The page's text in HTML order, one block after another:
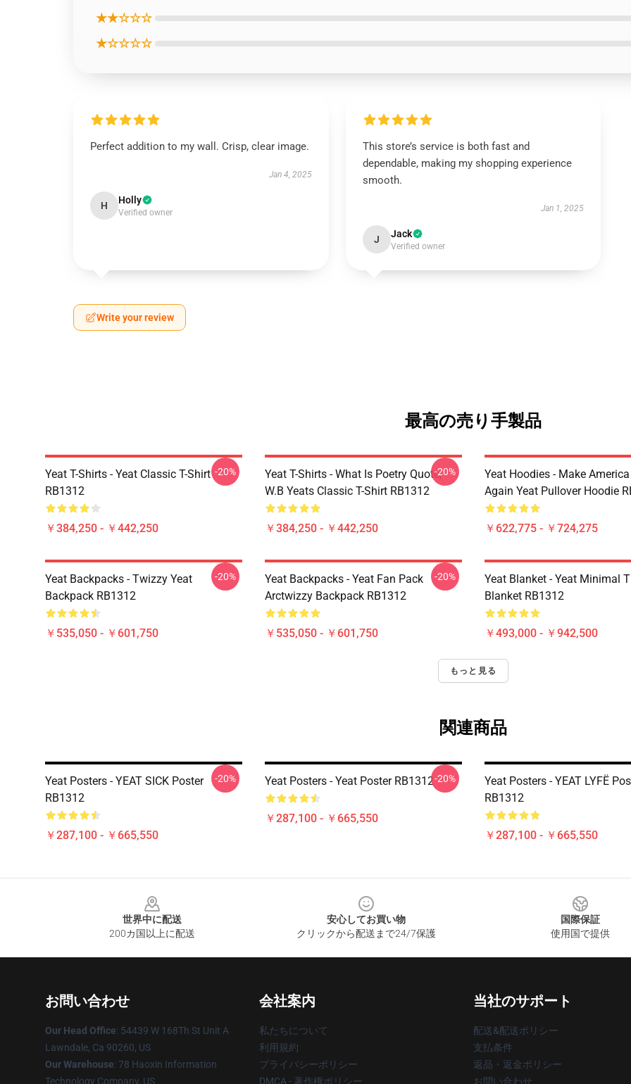
★★☆☆☆
★☆☆☆☆
Perfect addition to my wall. Crisp, clear image.
Jan 4, 2025
H Holly
Verified owner
This store’s service is both fast and
dependable, making my shopping experience
smooth.
Jan 1, 2025
J Jack
Verified owner
Write your review
最高の売り手製品
Yeat T-Shirts - Yeat Classic T-Shirt
RB1312
￥384,250 - ￥442,250
-20%
Yeat T-Shirts - What Is Poetry Quote,
W.B Yeats Classic T-Shirt RB1312
￥384,250 - ￥442,250
-20%
Yeat Hoodies - Make
Again Yeat Pullover Hoodie
￥622,775 - ￥724,275
Yeat Backpacks - Twizzy Yeat
Backpack RB1312
￥535,050 - ￥601,750
-20%
Yeat Backpacks - Yeat Fan Pack
Arctwizzy Backpack RB1312
￥535,050 - ￥601,750
-20%
Yeat Blanket - Yeat Minimal
Blanket RB1312
￥493,000 - ￥942,500
もっと見る
関連商品
Yeat Posters - YEAT SICK Poster
RB1312
￥287,100 - ￥665,550
-20% Yeat Posters - Yeat Poster RB1312
￥287,100 - ￥665,550
-20%
Yeat Posters - YEAT LYFË
RB1312
￥287,100 - ￥665,550
世界中に配送
200カ国以上に配送
安心してお買い物
クリックから配送まで24/7保護
国際保証
使用国で提供
お問い合わせ
Our Head Office: 54439 W 168Th St Unit A
Lawndale, Ca 90260, US
Our Warehouse: 78 Haoxin Information
Technology Company, US
会社案内
私たちについて
利用規約
プライバシーポリシー
DMCA - 著作権ポリシー
当社のサポート
配送&配送ポリシー
支払条件
返品・返金ポリシー
お問い合わせ